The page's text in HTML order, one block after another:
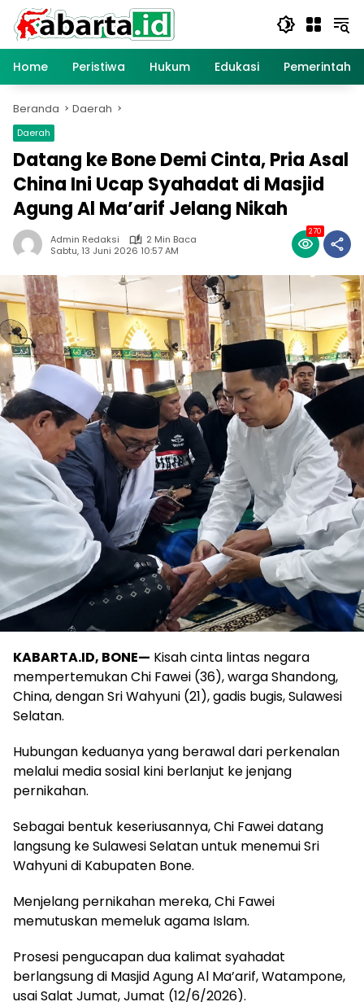
Langsung
konten
Home
Peristiwa Hukum Edukasi
Beranda Daerah
Daerah
Datang ke Bone Demi Cinta, Pria Asal
China Ini Ucap Syahadat di Masjid
Agung Al Ma’arif Jelang Nikah
Admin Redaksi
2 Min Baca
Sabtu, 13 Juni 2026 10:57 AM
270
KABARTA.ID, BONE— Kisah cinta lintas negara
mempertemukan Chi Fawei (36), warga Shandong,
China, dengan Sri Wahyuni (21), gadis bugis, Sulawesi
Selatan.
Hubungan keduanya yang berawal dari perkenalan
melalui media sosial kini berlanjut ke jenjang
pernikahan.
Sebagai bentuk keseriusannya, Chi Fawei datang
langsung ke Sulawesi Selatan untuk menemui Sri
Wahyuni di Kabupaten Bone.
Menjelang pernikahan mereka, Chi Fawei
memutuskan memeluk agama Islam.
Prosesi pengucapan dua kalimat syahadat
berlangsung di Masjid Agung Al Ma’arif, Watampone,
usai Salat Jumat, Jumat (12/6/2026).